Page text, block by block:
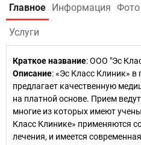
Главное Информация Фото
Услуги
Краткое название:ООО "Эс
Описание: «Эс Класс Клиник» в
предлагает качественную
на платной основе. Прием
многие из которых имеют
Класс Клинике» применяются
лечения, и имеется